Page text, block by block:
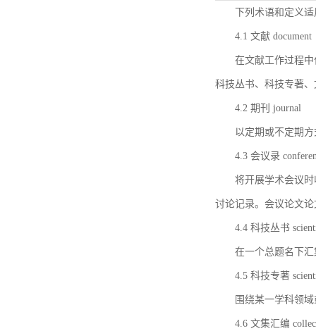
下列术语和定义
4.1 文献 document
在文献工作过程
科技丛书、科技专著
4.2 期刊 journal
以定期或不定期
4.3 会议录
将开展学术会议
讨论记录。会议论文
4.4 科技丛书
在一个总题名下
4.5 科技专著
围绕某一学科领
4.6 文集汇编